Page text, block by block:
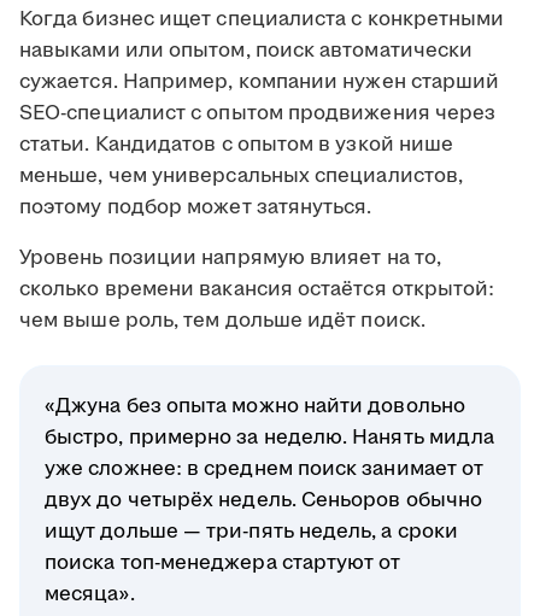
Когда бизнес ищет специалиста с конкретными
навыками или опытом, поиск автоматически
сужается. Например, компании нужен старший
SEO-специалист с опытом продвижения через
статьи. Кандидатов с опытом в узкой нише
меньше, чем универсальных специалистов,
поэтому подбор может затянуться.
Уровень позиции напрямую влияет на то,
сколько времени вакансия остаётся открытой:
чем выше роль, тем дольше идёт поиск.
«Джуна без опыта можно найти довольно
быстро, примерно за неделю. Нанять мидла
уже сложнее: в среднем поиск занимает от
двух до четырёх недель. Сеньоров обычно
ищут дольше — три-пять недель, а сроки
поиска топ-менеджера стартуют от
месяца».